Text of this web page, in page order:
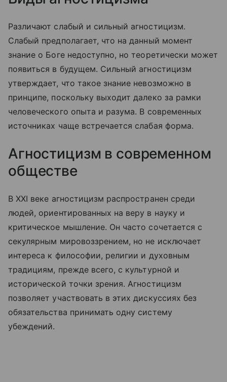
Различают слабый и сильный агностицизм.
Слабый предполагает, что на данный момент
знание о Боге недоступно, но теоретически может
появиться в будущем. Сильный агностицизм
утверждает, что такое знание невозможно в
принципе, поскольку выходит далеко за рамки
человеческого опыта и разума. В современных
источниках чаще встречается слабая форма.
Агностицизм в современном
обществе
В XXI веке агностицизм распространен среди
людей, ориентированных на веру в науку и
критическое мышление. Он часто сочетается с
секулярным мировоззрением, но не исключает
интереса к философии, религии и духовным
традициям, прежде всего, с культурной и
исторической точки зрения. Агностицизм
позволяет участвовать в этих дискуссиях без
обязательства принимать одну систему
убеждений.